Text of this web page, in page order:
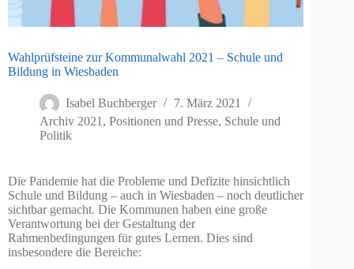
Wahlprüfsteine zur Kommunalwahl 2021 – Schule und
Bildung in Wiesbaden
Isabel Buchberger
7. März 2021
Archiv 2021 , Positionen und Presse, Schule und
Politik
Die Pandemie hat die Probleme und Defizite hinsichtlich
Schule und Bildung – auch in Wiesbaden – noch deutlicher
sichtbar gemacht. Die Kommunen haben eine große
Verantwortung bei der Gestaltung der
Rahmenbedingungen für gutes Lernen. Dies sind
insbesondere die Bereiche: